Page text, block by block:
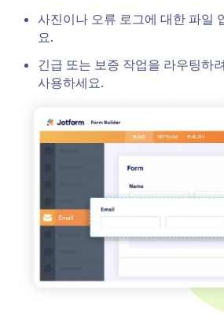
사진이나 오류 로그에 대한 파일
요.
긴급 또는 보증 작업을 라우팅하
사용하세요.